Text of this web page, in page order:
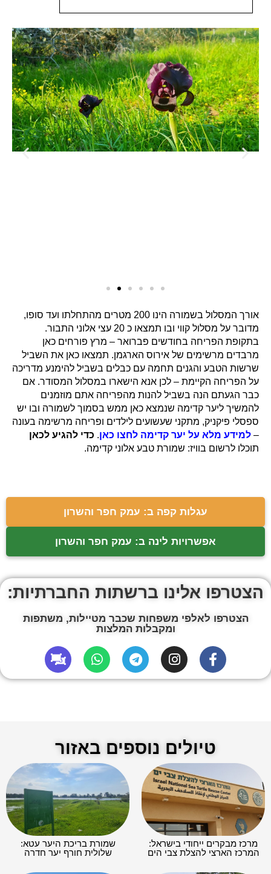
אורך המסלול בשמורה הינו 200 מטרים מהתחלתו ועד סופו,
מדובר על מסלול קווי ובו תמצאו כ 20 עצי אלוני התבור.
בתקופת הפריחה בחודשים פברואר – מרץ פורחים כאן
מרבדים מרשימים של אירוס הארגמן. תמצאו כאן את השביל
שרשות הטבע והגנים תחמה עם כבלים בשביל להימנע מדריכה
על הפריחה הקיימת – לכן אנא הישארו במסלול המסודר. אם
כבר הגעתם הנה בשביל להנות מהפריחה אתם מוזמנים
להמשיך ליער קדימה שנמצא כאן ממש בסמוך לשמורה ובו יש
ספסלי פיקניק, מתקני שעשועים לילדים ופריחה מרשימה בעונה
– למידע מלא על יער קדימה לחצו כאן. כדי להגיע לכאן
תוכלו לרשום בוויז: שמורת טבע אלוני קדימה.
עגלות קפה ב: עמק חפר והשרון
אפשרויות לינה ב: עמק חפר והשרון
הצטרפו אלינו ברשתות החברתיות:
הצטרפו לאלפי משפחות שכבר מטיילות, משתפות
ומקבלות המלצות
טיולים נוספים באזור
מרכז מבקרים ייחודי בישראל:
המרכז הארצי להצלת צבי הים
שמורת בריכת היער עטא:
שלולית חורף יער חדרה